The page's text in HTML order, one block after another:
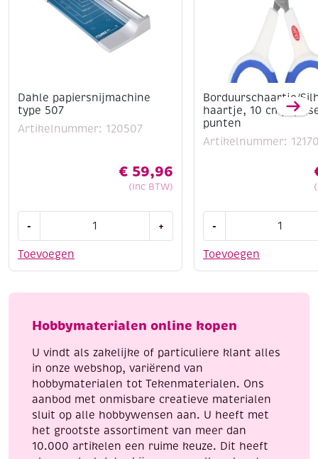
Dahle papiersnijmachine
type 507
Artikelnummer: 120507
€ 59,96
(Inc BTW)
Toevoegen
-
type
+
Borduurschaartje/
haartje, 10 cm,
punten
Artikelnummer:
Toevoegen
-
cm,
aantal
Hobbymaterialen online kopen
U vindt als zakelijke of particuliere klant alles
in onze webshop, variërend van
hobbymaterialen tot Tekenmaterialen. Ons
aanbod met onmisbare creatieve materialen
sluit op alle hobbywensen aan. U heeft met
het grootste assortiment van meer dan
10.000 artikelen een ruime keuze. Dit heeft